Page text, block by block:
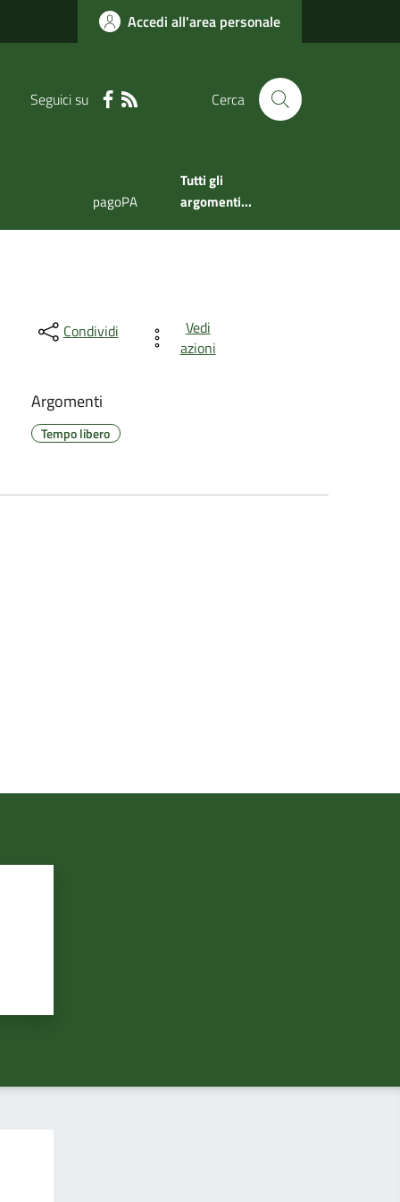
Accedi all'area personale
Seguici su Cerca
pagoPA
Tutti gli
argomenti...
Condividi
Vedi
azioni
Argomenti
Tempo libero